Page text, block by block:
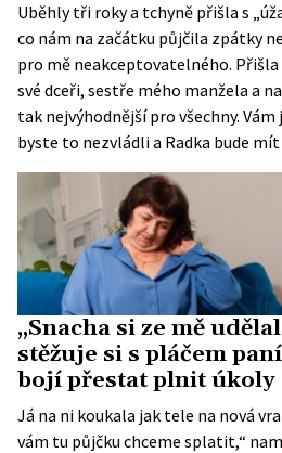
Uběhly tři roky a tchyně přišla s
co nám na začátku půjčila zpátky
pro mě neakceptovatelného. Přišla
své dceři, sestře mého manžela a
tak nejvýhodnější pro všechny.
byste to nezvládli a Radka bude
„Snacha si ze mě
stěžuje si s pláčem
bojí přestat plnit úkoly
Já na ni koukala jak tele na nová
vám tu půjčku chceme splatit,“